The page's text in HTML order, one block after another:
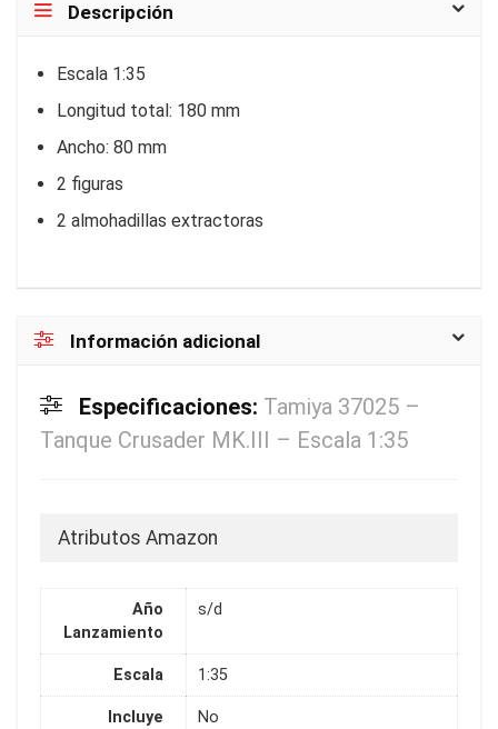
Descripción
Escala 1:35
Longitud total: 180 mm
Ancho: 80 mm
2 figuras
2 almohadillas extractoras
Información adicional
Especificaciones: Tamiya 37025 –
Tanque Crusader MK.III – Escala 1:35
Atributos Amazon
Año
Lanzamiento
s/d
Escala 1:35
Incluye
No